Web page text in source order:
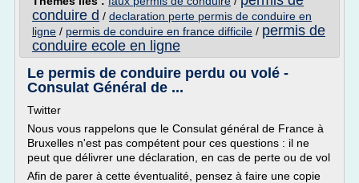
conduire d / declaration perte permis de conduire en
ligne / permis de conduire en france difficile / permis de
conduire ecole en ligne
Le permis de conduire perdu ou volé -
Consulat Général de ...
Twitter
Nous vous rappelons que le Consulat général de France à
Bruxelles n'est pas compétent pour ces questions : il ne
peut que délivrer une déclaration, en cas de perte ou de vol
Afin de parer à cette éventualité, pensez à faire une copie